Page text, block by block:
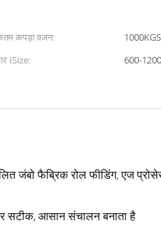
कपड़ा वजन:
1000KGS
ISize:
600-1200
जंबो फैब्रिक रोल फीडिंग, एज
सटीक, आसान संचालन बनाता है